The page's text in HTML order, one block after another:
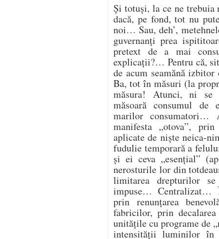
Și totuși, la ce ne trebuia
dacă, pe fond, tot nu
noi… Sau, deh’,
guvernanți prea
pretext de a mai
explicații?… Pentru că,
de acum seamănă
Ba, tot în măsuri (la
măsura! Atunci, ni se
măsoară consumul de
marilor consumatori…
manifesta „otova”,
aplicate de niște neica-
fudulie temporară a
și ei ceva „esențial”
nerosturile lor din
limitarea drepturilor
impuse… Centralizat…
prin renunțarea
fabricilor, prin
unitățile cu programe de
intensității luminilor în